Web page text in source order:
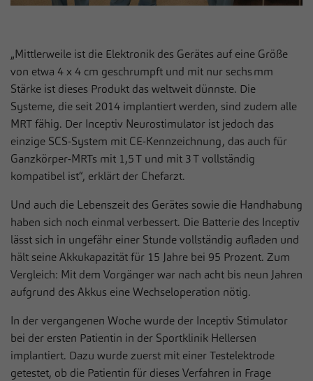
„Mittlerweile ist die Elektronik des Gerätes auf eine Größe
von etwa 4 x 4 cm geschrumpft und mit nur sechs mm
Stärke ist dieses Produkt das weltweit dünnste. Die
Systeme, die seit 2014 implantiert werden, sind zudem alle
MRT fähig. Der Inceptiv Neurostimulator ist jedoch das
einzige SCS-System mit CE-Kennzeichnung, das auch für
Ganzkörper-MRTs mit 1,5 T und mit 3 T vollständig
kompatibel ist“, erklärt der Chefarzt.
Und auch die Lebenszeit des Gerätes sowie die Handhabung
haben sich noch einmal verbessert. Die Batterie des Inceptiv
lässt sich in ungefähr einer Stunde vollständig aufladen und
hält seine Akkukapazität für 15 Jahre bei 95 Prozent. Zum
Vergleich: Mit dem Vorgänger war nach acht bis neun Jahren
aufgrund des Akkus eine Wechseloperation nötig.
In der vergangenen Woche wurde der Inceptiv Stimulator
bei der ersten Patientin in der Sportklinik Hellersen
implantiert. Dazu wurde zuerst mit einer Testelektrode
getestet, ob die Patientin für dieses Verfahren in Frage